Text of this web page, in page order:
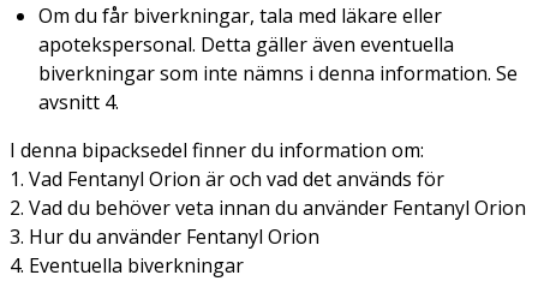
Om du får biverkningar, tala med läkare eller
apotekspersonal. Detta gäller även eventuella
biverkningar som inte nämns i denna information. Se
avsnitt 4.
I denna bipacksedel finner du information om:
1. Vad Fentanyl Orion är och vad det används för
2. Vad du behöver veta innan du använder Fentanyl Orion
3. Hur du använder Fentanyl Orion
4. Eventuella biverkningar